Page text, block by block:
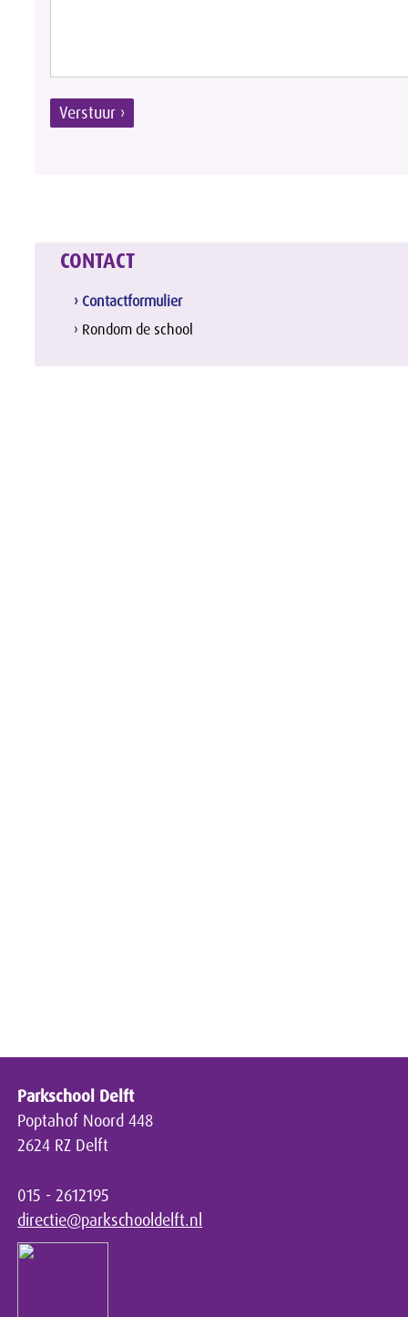
Verstuur ›
CONTACT
› Contactformulier
› Rondom de school
Parkschool Delft
Poptahof Noord 448
2624 RZ Delft
015 - 2612195
directie@parkschooldelft.nl